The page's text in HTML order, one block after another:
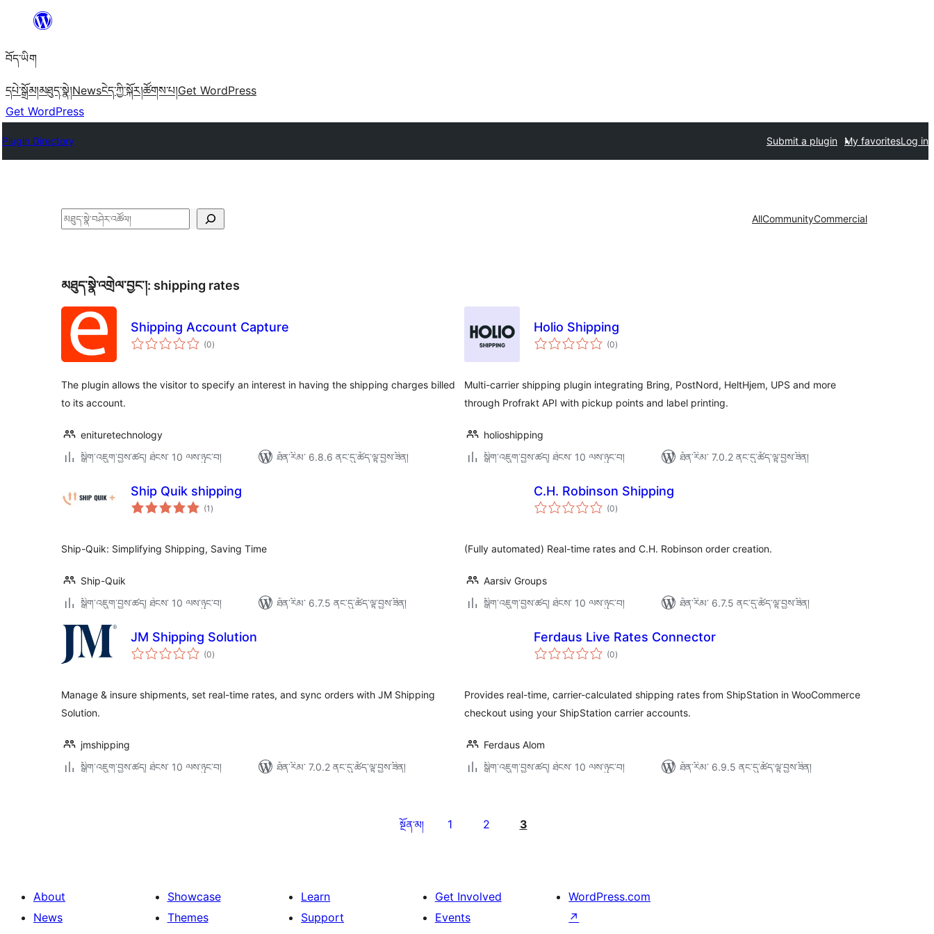
content
བོད་ཡིག
དཔེ་སྒྲོམ།མཐུད་སྣེ།Newsངེད་ཀྱི་སྐོར།ཚོགས་པ།Get WordPress
Get WordPress
Plugin Directory Submit a plugin My favoritesLog in
བཤེར་
AllCommunityCommercial
མཐུད་སྣེ་འགྲེལ་བྱང་།: shipping rates
Shipping Account Capture
(0གདེང་
འཇོག་
)
The plugin allows the visitor to specify an interest in having the shipping charges billed
to its account.
enituretechnology
སྒྲིག་འཇུག་བྱས་ཚད། ཐེངས་ 10 ལས་ཉུང་བ།
ཐོན་རིམ་ 6.8.6 ནང་དུ་ཚོད་ལྟ་བྱས་ཟིན།
Holio Shipping
(0གདེང་
འཇོག་
)
Multi-carrier shipping plugin integrating Bring, PostNord, HeltHjem, UPS and more
through Profrakt API with pickup points and label printing.
holioshipping
སྒྲིག་འཇུག་བྱས་ཚད། ཐེངས་ 10 ལས་ཉུང་བ།
ཐོན་རིམ་ 7.0.2 ནང་དུ་ཚོད་ལྟ་བྱས་ཟིན།
Ship Quik shipping
(1 གདེང་
འཇོག་
)
Ship-Quik: Simplifying Shipping, Saving Time
Ship-Quik
སྒྲིག་འཇུག་བྱས་ཚད། ཐེངས་ 10 ལས་ཉུང་བ།
ཐོན་རིམ་ 6.7.5 ནང་དུ་ཚོད་ལྟ་བྱས་ཟིན།
C.H. Robinson Shipping
(0གདེང་
འཇོག་
)
(Fully automated) Real-time rates and C.H. Robinson order creation.
Aarsiv Groups
སྒྲིག་འཇུག་བྱས་ཚད། ཐེངས་ 10 ལས་ཉུང་བ།
ཐོན་རིམ་ 6.7.5 ནང་དུ་ཚོད་ལྟ་བྱས་ཟིན།
JM Shipping Solution
(0གདེང་
འཇོག་
)
Manage & insure shipments, set real-time rates, and sync orders with JM Shipping
Solution.
jmshipping
སྒྲིག་འཇུག་བྱས་ཚད། ཐེངས་ 10 ལས་ཉུང་བ།
ཐོན་རིམ་ 7.0.2 ནང་དུ་ཚོད་ལྟ་བྱས་ཟིན།
Ferdaus Live Rates Connector
(0གདེང་
འཇོག་
)
Provides real-time, carrier-calculated shipping rates from ShipStation in WooCommerce
checkout using your ShipStation carrier accounts.
Ferdaus Alom
སྒྲིག་འཇུག་བྱས་ཚད། ཐེངས་ 10 ལས་ཉུང་བ།
ཐོན་རིམ་ 6.9.5 ནང་དུ་ཚོད་ལྟ་བྱས་ཟིན།
སྔོན་མ། 1 2 3
About
News
Showcase
Themes
Learn
Support
Get Involved
Events
WordPress.com
↗